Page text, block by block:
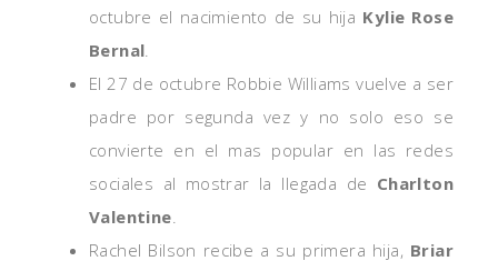
octubre el nacimiento de su hija Kylie Rose
Bernal.
El 27 de octubre Robbie Williams vuelve a ser
padre por segunda vez y no solo eso se
convierte en el mas popular en las redes
sociales al mostrar la llegada de Charlton
Valentine.
Rachel Bilson recibe a su primera hija, Briar